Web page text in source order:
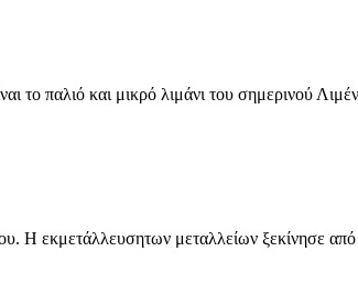
το παλιό και μικρό λιμάνι του σημερινού
Η εκμετάλλευσητων μεταλλείων ξεκίνησε